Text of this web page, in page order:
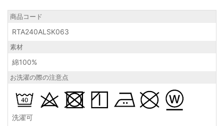
商品コード
RTA240ALSK063
素材
綿100%
お洗濯の際の注意点
洗濯可